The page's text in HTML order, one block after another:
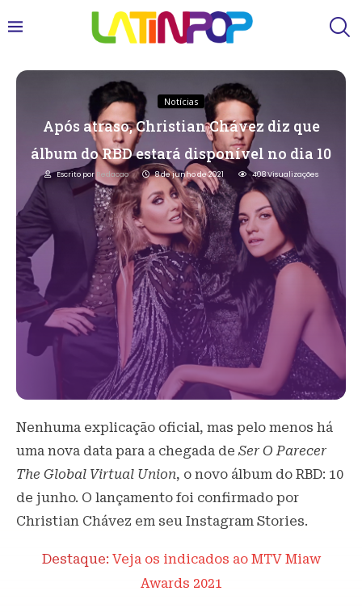
Notícias
Após atraso, Christian Chávez diz que
álbum do RBD estará disponível no dia 10
Escrito por Redacao 8 de junho de 2021 408Visualizações
Nenhuma explicação oficial, mas pelo menos há
uma nova data para a chegada de Ser O Parecer
The Global Virtual Union, o novo álbum do RBD: 10
de junho. O lançamento foi confirmado por
Christian Chávez em seu Instagram Stories.
Destaque: Veja os indicados ao MTV Miaw
Awards 2021